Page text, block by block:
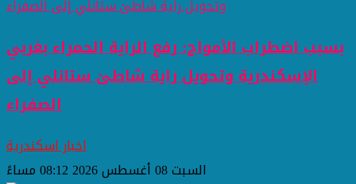
بسبب اضطراب الأمواج: رفع الراية الحمراء بغربي
الإسكندرية وتحويل راية شاطئ ستانلي إلى
الصفراء
اخبار اسكندرية
السبت 08 أغسطس 2026 08:12 مساءً